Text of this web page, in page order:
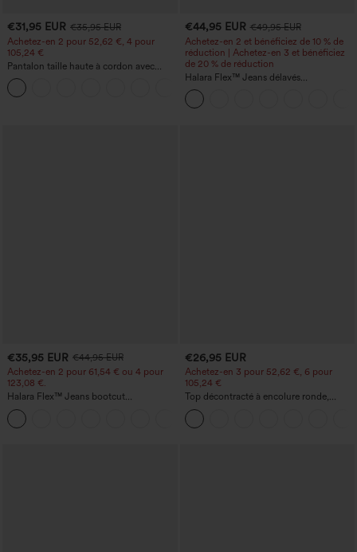
€31,95 EUR €35,95 EUR
Achetez-en 2 pour 52,62 €, 4 pour
105,24 €
Pantalon taille haute à cordon avec
poches, jambe large et coupe ample,
style décontracté, effet lin
€44,95 EUR €49,95 EUR
Achetez-en 2 et bénéficiez de 10 % de
réduction | Achetez-en 3 et bénéficiez
de 20 % de réduction
Halara Flex™ Jeans délavés
décontractés, coupe baggy à jambe
large, taille basse asymétrique, poches
zippées
€35,95 EUR €44,95 EUR
Achetez-en 2 pour 61,54 € ou 4 pour
123,08 €.
Halara Flex™ Jeans bootcut
décontractés taille haute, effet délavé,
avec poches
€26,95 EUR
Achetez-en 3 pour 52,62 €, 6 pour
105,24 €
Top décontracté à encolure ronde,
manches chauve-souris et coupe ample